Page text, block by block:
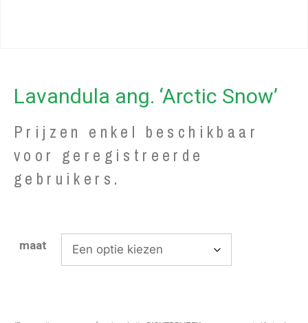
Lavandula ang. ‘Arctic Snow’
Prijzen enkel beschikbaar
voor geregistreerde
gebruikers.
maat